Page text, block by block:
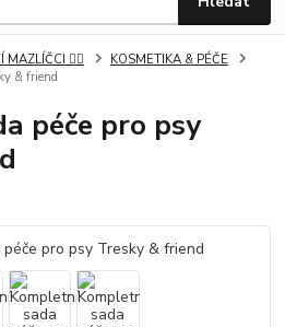
🐕‍🦺
KOSMETIKA & PÉČE
& friend
péče pro psy